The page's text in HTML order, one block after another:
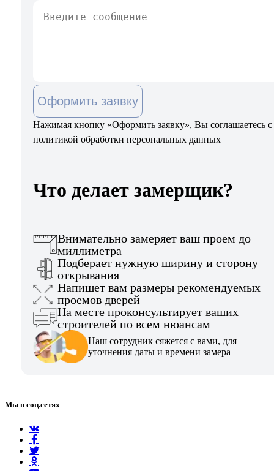
Оформить заявку
Нажимая кнопку «Оформить заявку», Вы соглашаетесь с
политикой обработки персональных данных
Что делает замерщик?
Внимательно замеряет ваш проем до
миллиметра
Подберает нужную ширину и сторону
открывания
Напишет вам размеры рекомендуемых
проемов дверей
На месте проконсультирует ваших
строителей по всем нюансам
Наш сотрудник сяжется с вами, для
уточнения даты и времени замера
Мы в соц.сетях